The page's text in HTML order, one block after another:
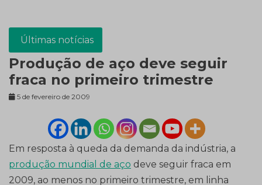
Últimas notícias
Produção de aço deve seguir
fraca no primeiro trimestre
5 de fevereiro de 2009
Em resposta à queda da demanda da indústria, a
produção mundial de aço deve seguir fraca em
2009, ao menos no primeiro trimestre, em linha